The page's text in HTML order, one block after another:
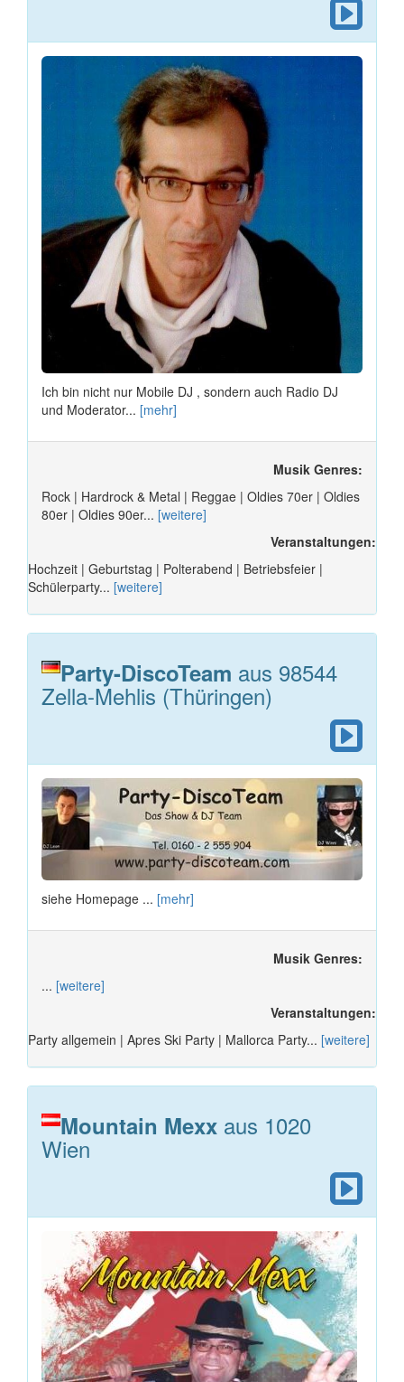
Ich bin nicht nur Mobile DJ , sondern auch Radio DJ
und Moderator... [mehr]
Musik Genres:
Rock | Hardrock & Metal | Reggae | Oldies 70er | Oldies
80er | Oldies 90er... [weitere]
Veranstaltungen:
Hochzeit | Geburtstag | Polterabend | Betriebsfeier |
Schülerparty... [weitere]
Party-DiscoTeam aus 98544
Zella-Mehlis (Thüringen)
siehe Homepage ... [mehr]
Musik Genres:
... [weitere]
Veranstaltungen:
Party allgemein | Apres Ski Party | Mallorca Party... [weitere]
Mountain Mexx aus 1020
Wien